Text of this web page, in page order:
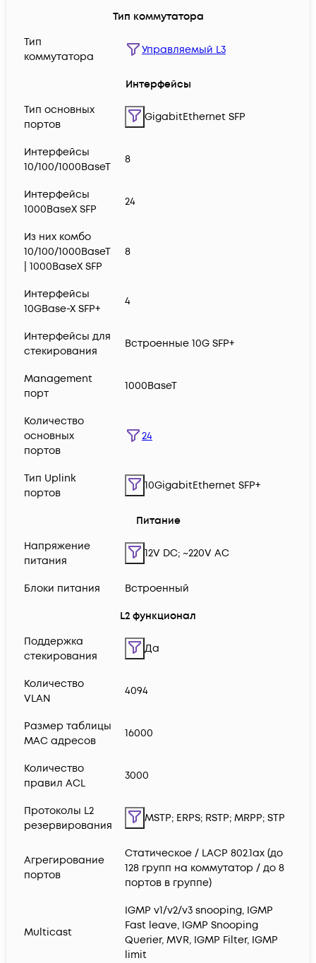
Тип коммутатора
Тип
коммутатора
Управляемый L3
Интерфейсы
Тип основных
портов
GigabitEthernet SFP
Интерфейсы
10/100/1000BaseT
8
Интерфейсы
1000BaseX SFP
24
Из них комбо
10/100/1000BaseT
| 1000BaseX SFP
8
Интерфейсы
10GBase-X SFP+
4
Интерфейсы для
стекирования
Встроенные 10G SFP+
Management
порт
1000BaseT
Количество
основных
портов
24
Тип Uplink
портов
10GigabitEthernet SFP+
Питание
Напряжение
питания
12V DC; ~220V AC
Блоки питания Встроенный
L2 функционал
Поддержка
стекирования
Да
Количество
VLAN
4094
Размер таблицы
MAC адресов
16000
Количество
правил ACL
3000
Протоколы L2
резервирования
MSTP; ERPS; RSTP; MRPP; STP
Агрегирование
портов
Статическое / LACP 802.1ax (до
128 групп на коммутатор / до 8
портов в группе)
Multicast
IGMP v1/v2/v3 snooping, IGMP
Fast leave, IGMP Snooping
Querier, MVR, IGMP Filter, IGMP
limit